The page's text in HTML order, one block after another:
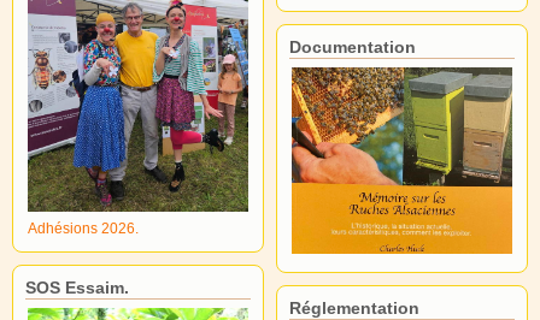
Adhésions 2026.
SOS Essaim.
Documentation
Réglementation